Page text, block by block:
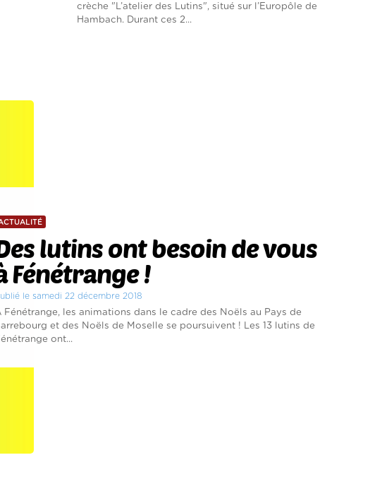
crèche "L’atelier des Lutins", situé sur l’Europôle de
Hambach. Durant ces 2...
lutins ont besoin de vous
Fénétrange !
le samedi 22 décembre 2018
Fénétrange, les animations dans le cadre des Noëls au Pays de
et des Noëls de Moselle se poursuivent ! Les 13 lutins de
ont...